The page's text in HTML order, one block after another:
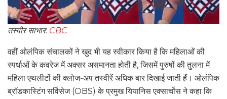
तस्वीर साभार: CBC
वहीं ओलंपिक संचालकों ने खुद भी यह स्वीकार किया है कि महिलाओं की
स्पर्धाओं के कवरेज में अक्सर असमानता होती है, जिसमें पुरुषों की तुलना में
महिला एथलीटों की क्लोज-अप तस्वीरें अधिक बार दिखाई जाती हैं। ओलंपिक
ब्रॉडकास्टिंग सर्विसेज (OBS) के प्रमुख यियानिस एक्सार्चोस ने कहा कि